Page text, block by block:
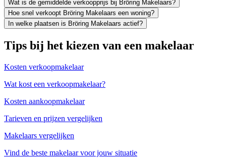
Wat is de gemiddelde verkoopprijs bij Bröring Makelaars?
Hoe snel verkoopt Bröring Makelaars een woning?
In welke plaatsen is Bröring Makelaars actief?
Tips bij het kiezen van een makelaar
Kosten verkoopmakelaar
Wat kost een verkoopmakelaar?
Kosten aankoopmakelaar
Tarieven en prijzen vergelijken
Makelaars vergelijken
Vind de beste makelaar voor jouw situatie